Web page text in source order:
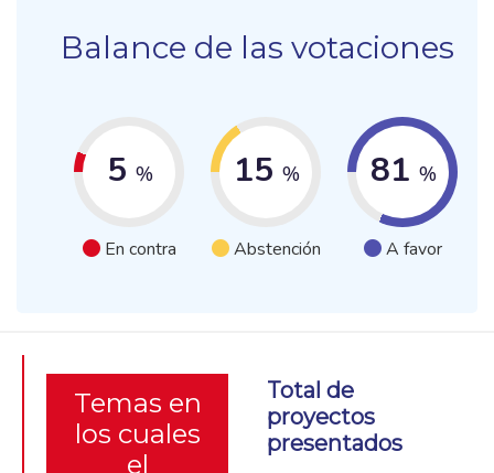
Balance de las votaciones
5 %
En contra
15 %
Abstención
81 %
A favor
Temas en
los cuales
el
Total de
proyectos
presentados